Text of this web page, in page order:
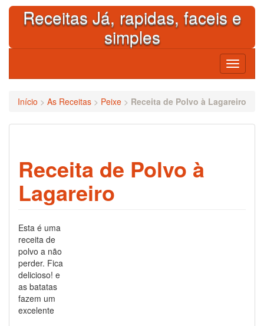
Skip
contentReceitas Já, rapidas, faceis e
simples
Toggle
Início > As Receitas > Peixe > Receita de Polvo à Lagareiro
Receita de Polvo à
Lagareiro
Esta é uma
receita de
polvo a não
perder. Fica
delicioso! e
as batatas
fazem um
excelente